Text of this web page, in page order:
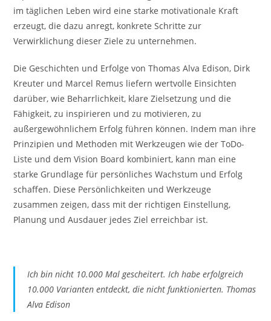
im täglichen Leben wird eine starke motivationale Kraft
erzeugt, die dazu anregt, konkrete Schritte zur
Verwirklichung dieser Ziele zu unternehmen.
Die Geschichten und Erfolge von Thomas Alva Edison, Dirk
Kreuter und Marcel Remus liefern wertvolle Einsichten
darüber, wie Beharrlichkeit, klare Zielsetzung und die
Fähigkeit, zu inspirieren und zu motivieren, zu
außergewöhnlichem Erfolg führen können. Indem man ihre
Prinzipien und Methoden mit Werkzeugen wie der ToDo-
Liste und dem Vision Board kombiniert, kann man eine
starke Grundlage für persönliches Wachstum und Erfolg
schaffen. Diese Persönlichkeiten und Werkzeuge
zusammen zeigen, dass mit der richtigen Einstellung,
Planung und Ausdauer jedes Ziel erreichbar ist.
Ich bin nicht 10.000 Mal gescheitert. Ich habe erfolgreich
10.000 Varianten entdeckt, die nicht funktionierten. Thomas
Alva Edison